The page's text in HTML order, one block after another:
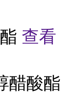
查看
醋酸酯